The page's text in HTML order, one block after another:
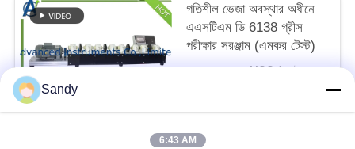
গতিশীল ভেজা অবস্থার অধীনে
এএসটিএম ডি 6138 গ্রীস
পরীক্ষার সরঞ্জাম (এমকর টেস্ট)
আলোচনা সাপেক্ষে MOQ:1 সেট এএসটিএম ডি 6138 গ্রীজ পরীক্ষার সরঞ্জাম
Sandy
6:43 AM